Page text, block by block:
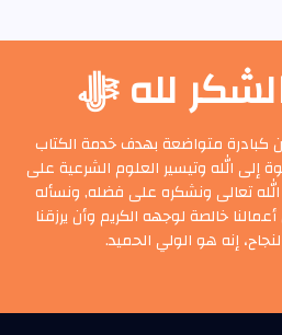
لله ﷻ
متواضعة بهدف خدمة الكتاب
إلى الله وتيسير العلوم الشرعية على
تعالى ونشكره على فضله, ونسأله
خالصة لوجهه الكريم وأن يرزقنا
إنه هو الولي الحميد.